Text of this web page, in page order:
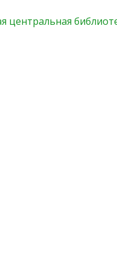
центральная